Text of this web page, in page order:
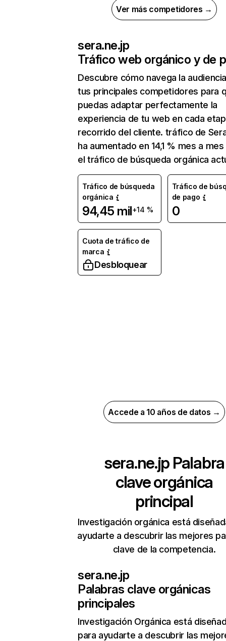
Ver más competidores →
sera.ne.jp
Tráfico web orgánico y de
Descubre cómo navega la
tus principales competidores para
puedas adaptar perfectamente la
experiencia de tu web en cada
recorrido del cliente. tráfico de
ha aumentado en 14,1 % mes a
el tráfico de búsqueda orgánica
Tráfico de búsqueda
orgánica
94,45 mil+14 %
Tráfico de
de pago
0
Cuota de tráfico de
marca
Desbloquear
Accede a 10 años de datos →
sera.ne.jp Palabra
clave orgánica
principal
Investigación orgánica está
ayudarte a descubrir las mejores
clave de la competencia.
sera.ne.jp
Palabras clave orgánicas
principales
Investigación Orgánica está
para ayudarte a descubrir las